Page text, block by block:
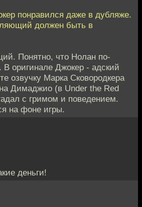
понравился даже в дубляже.
должен быть в
Понятно, что Нолан по-
оригинале Джокер - адский
озвучку Марка Сковородкера
Димаджио (в Under the Red
с гримом и поведением.
на фоне игры.
деньги!